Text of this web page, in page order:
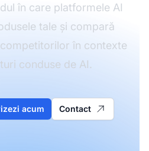
în care platformele AI
tale și compară
în contexte
conduse de AI.
acum Contact